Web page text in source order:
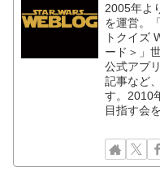
2005年よ
を運営。
トクイズ
ード＞」
公式アプ
記事など
す。2010
目指す会